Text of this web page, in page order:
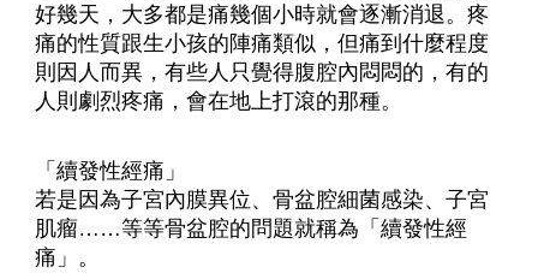
好幾天，大多都是痛幾個小時就會逐漸消退。疼
痛的性質跟生小孩的陣痛類似，但痛到什麼程度
則因人而異，有些人只覺得腹腔內悶悶的，有的
人則劇烈疼痛，會在地上打滾的那種。
「續發性經痛」
若是因為子宮內膜異位、骨盆腔細菌感染、子宮
肌瘤……等等骨盆腔的問題就稱為「續發性經
痛」。